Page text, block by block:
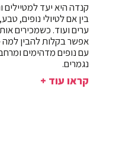
קנדה היא יעד למטיילים
בין אם לטיולי נופים,
ערים ועוד. כשמכירים
אפשר בקלות להבין למה
עם נופים מדהימים
נגמרים.
קראו עוד +